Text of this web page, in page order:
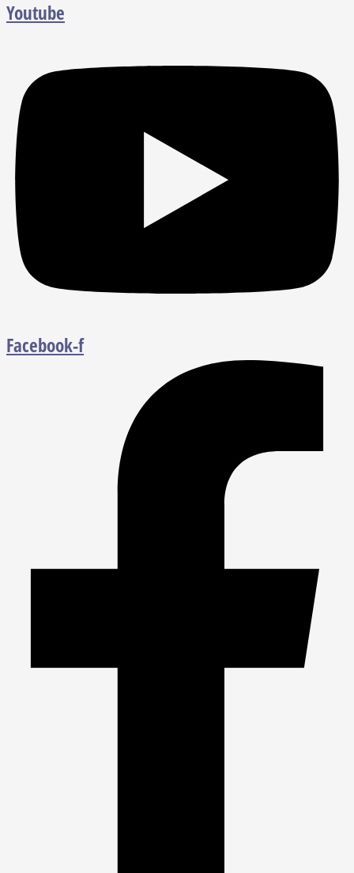
Youtube
Facebook-f